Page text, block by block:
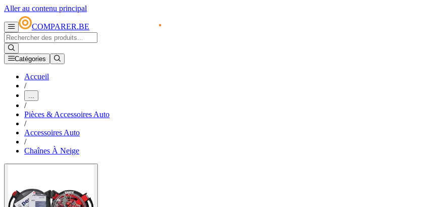
Aller au contenu principal
COMPARER.BE
Catégories
Accueil
/
...
/
Pièces & Accessoires Auto
/
Accessoires Auto
/
Chaînes À Neige